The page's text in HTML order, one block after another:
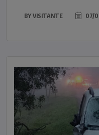
BYVISITANTE 07/